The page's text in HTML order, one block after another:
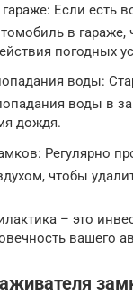
Если есть
в
погодных
воды:
воды в
дождя.
Регулярно
чтобы
– это
вашего